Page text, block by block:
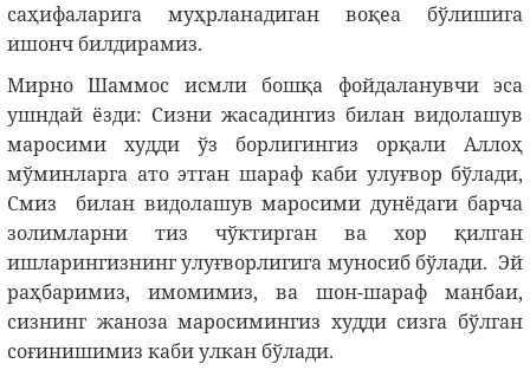
саҳифаларига муҳрланадиган воқеа бўлишига
ишонч билдирамиз.
Мирно Шаммос исмли бошқа фойдаланувчи эса
ушндай ёзди: Сизни жасадингиз билан видолашув
маросими худди ўз борлигингиз орқали Аллоҳ
мўминларга ато этган шараф каби улуғвор бўлади,
Смиз билан видолашув маросими дунёдаги барча
золимларни тиз чўктирган ва хор қилган
ишларингизнинг улуғворлигига муносиб бўлади. Эй
раҳбаримиз, имомимиз, ва шон-шараф манбаи,
сизнинг жаноза маросимингиз худди сизга бўлган
соғинишимиз каби улкан бўлади.